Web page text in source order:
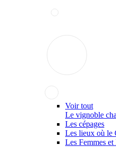
Voir tout
Le vignoble
Les cépages
Les lieux où le
Les Femmes